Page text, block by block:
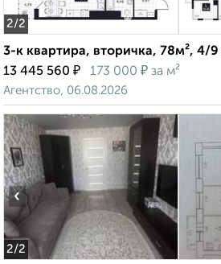
2/2
3-к квартира, вторичка, 78м², 4/
13 445 560 ₽ 173 000 ₽ за м²
Агентство, 06.08.2026
2/2
‹